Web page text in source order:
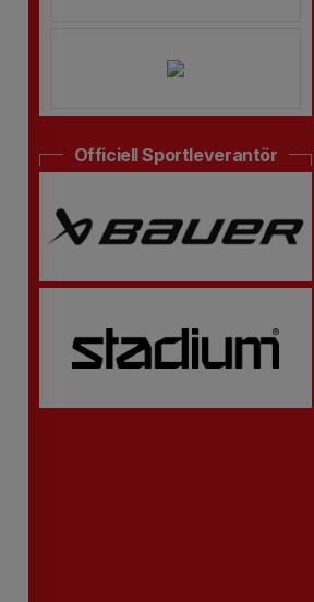
Officiell Sportleverantör